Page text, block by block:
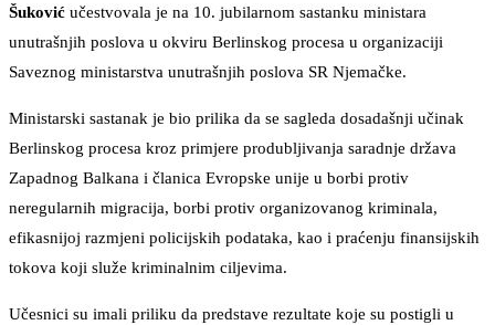
Šuković učestvovala je na 10. jubilarnom sastanku ministara
unutrašnjih poslova u okviru Berlinskog procesa u organizaciji
Saveznog ministarstva unutrašnjih poslova SR Njemačke.
Ministarski sastanak je bio prilika da se sagleda dosadašnji učinak
Berlinskog procesa kroz primjere produbljivanja saradnje država
Zapadnog Balkana i članica Evropske unije u borbi protiv
neregularnih migracija, borbi protiv organizovanog kriminala,
efikasnijoj razmjeni policijskih podataka, kao i praćenju finansijskih
tokova koji služe kriminalnim ciljevima.
Učesnici su imali priliku da predstave rezultate koje su postigli u